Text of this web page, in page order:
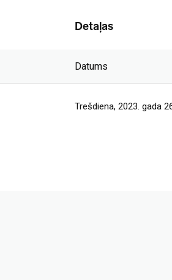
Detaļas
Datums
Trešdiena, 2023. gada